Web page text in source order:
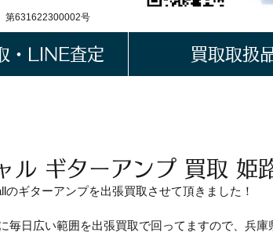
631622300002号
・LINE査定 買取取扱
ル ギターアンプ 買取 姫
のギターアンプを出張買取させて頂きました！
毎日広い範囲を出張買取で回ってますので、兵